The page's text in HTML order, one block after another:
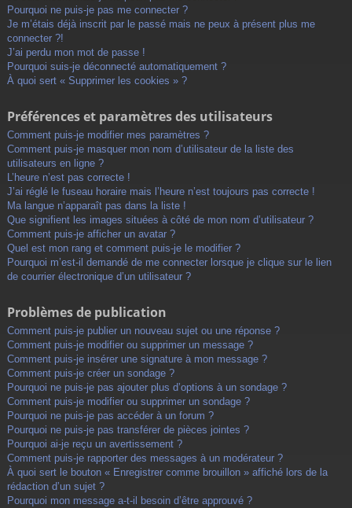
Pourquoi ne puis-je pas me connecter ?
Je m’étais déjà inscrit par le passé mais ne peux à présent plus me
connecter ?!
J’ai perdu mon mot de passe !
Pourquoi suis-je déconnecté automatiquement ?
À quoi sert « Supprimer les cookies » ?
Préférences et paramètres des utilisateurs
Comment puis-je modifier mes paramètres ?
Comment puis-je masquer mon nom d’utilisateur de la liste des
utilisateurs en ligne ?
L’heure n’est pas correcte !
J’ai réglé le fuseau horaire mais l’heure n’est toujours pas correcte !
Ma langue n’apparaît pas dans la liste !
Que signifient les images situées à côté de mon nom d’utilisateur ?
Comment puis-je afficher un avatar ?
Quel est mon rang et comment puis-je le modifier ?
Pourquoi m’est-il demandé de me connecter lorsque je clique sur le lien
de courrier électronique d’un utilisateur ?
Problèmes de publication
Comment puis-je publier un nouveau sujet ou une réponse ?
Comment puis-je modifier ou supprimer un message ?
Comment puis-je insérer une signature à mon message ?
Comment puis-je créer un sondage ?
Pourquoi ne puis-je pas ajouter plus d’options à un sondage ?
Comment puis-je modifier ou supprimer un sondage ?
Pourquoi ne puis-je pas accéder à un forum ?
Pourquoi ne puis-je pas transférer de pièces jointes ?
Pourquoi ai-je reçu un avertissement ?
Comment puis-je rapporter des messages à un modérateur ?
À quoi sert le bouton « Enregistrer comme brouillon » affiché lors de la
rédaction d’un sujet ?
Pourquoi mon message a-t-il besoin d’être approuvé ?